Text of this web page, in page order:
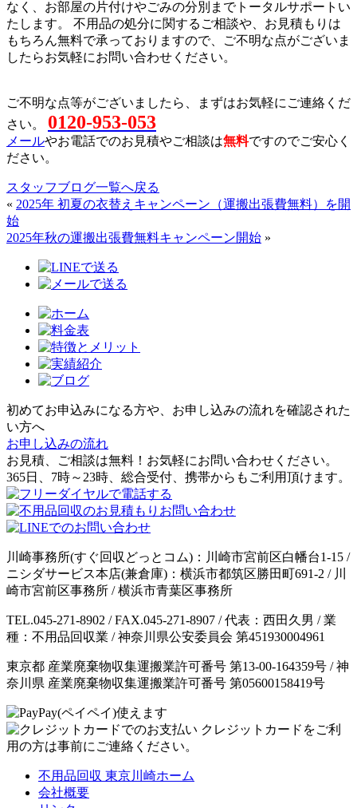
なく、お部屋の片付けやごみの分別までトータルサポートい
たします。 不用品の処分に関するご相談や、お見積もりは
もちろん無料で承っておりますので、ご不明な点がございま
したらお気軽にお問い合わせください。
ご不明な点等がございましたら、まずはお気軽にご連絡くだ
さい。 0120-953-053
メールやお電話でのお見積やご相談は無料ですのでご安心く
ださい。
スタッフブログ一覧へ戻る
« 2025年 初夏の衣替えキャンペーン（運搬出張費無料）を開
始
2025年秋の運搬出張費無料キャンペーン開始 »
初めてお申込みになる方や、お申し込みの流れを確認された
い方へ
お申し込みの流れ
お見積、ご相談は無料！お気軽にお問い合わせください。
365日、7時～23時、総合受付、携帯からもご利用頂けます。
川崎事務所(すぐ回収どっとコム)：川崎市宮前区白幡台1-15 /
ニシダサービス本店(兼倉庫)：横浜市都筑区勝田町691-2 / 川
崎市宮前区事務所 / 横浜市青葉区事務所
TEL.045-271-8902 / FAX.045-271-8907 / 代表：西田久男 / 業
種：不用品回収業 / 神奈川県公安委員会 第451930004961
東京都 産業廃棄物収集運搬業許可番号 第13-00-164359号 / 神
奈川県 産業廃棄物収集運搬業許可番号 第05600158419号
クレジットカードをご利
用の方は事前にご連絡ください。
不用品回収 東京川崎ホーム
会社概要